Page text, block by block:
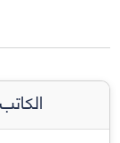
الكاتب